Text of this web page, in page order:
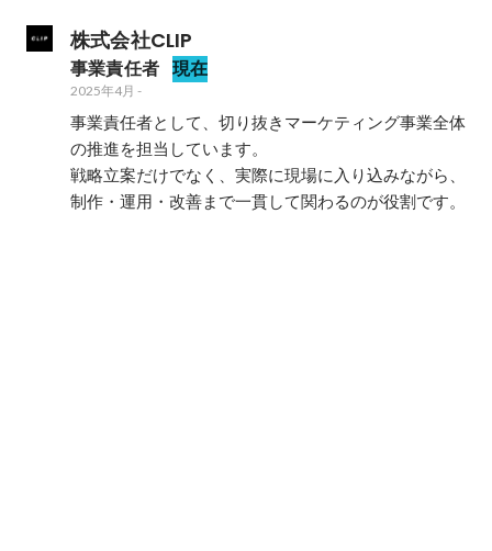
株式会社CLIP
事業責任者 現在
2025年4月 -
事業責任者として、切り抜きマーケティング事業全体
の推進を担当しています。
戦略立案だけでなく、実際に現場に入り込みながら、
制作・運用・改善まで一貫して関わるのが役割です。